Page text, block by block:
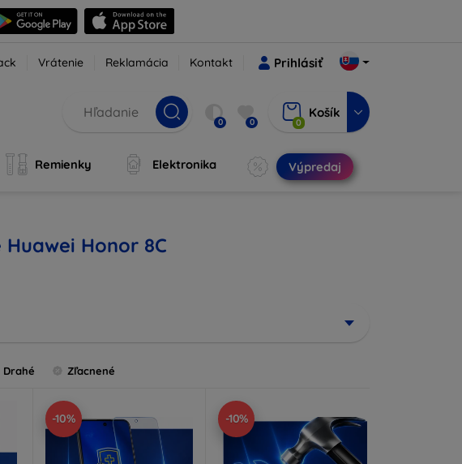
Vrátenie Reklamácia Kontakt Prihlásiť
0 0 0
Košík
Remienky Elektronika Výpredaj
Honor 8C
Drahé Zľacnené
-10% -10%